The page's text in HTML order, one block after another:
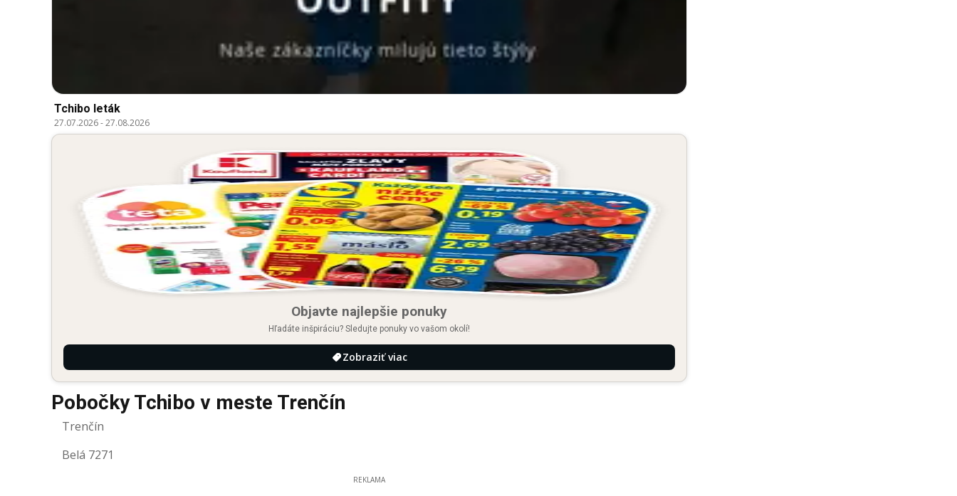
Tchibo leták
27.07.2026-27.08.2026
Objavte najlepšie ponuky
Hľadáte inšpiráciu? Sledujte ponuky vo vašom okolí!
Zobraziť viac
Pobočky Tchibo v meste Trenčín
Trenčín
Belá 7271
REKLAMA